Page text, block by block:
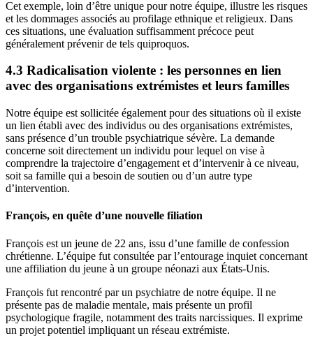
Cet exemple, loin d’être unique pour notre équipe, illustre les risques
et les dommages associés au profilage ethnique et religieux. Dans
ces situations, une évaluation suffisamment précoce peut
généralement prévenir de tels quiproquos.
4.3 Radicalisation violente : les personnes en lien
avec des organisations extrémistes et leurs familles
Notre équipe est sollicitée également pour des situations où il existe
un lien établi avec des individus ou des organisations extrémistes,
sans présence d’un trouble psychiatrique sévère. La demande
concerne soit directement un individu pour lequel on vise à
comprendre la trajectoire d’engagement et d’intervenir à ce niveau,
soit sa famille qui a besoin de soutien ou d’un autre type
d’intervention.
François, en quête d’une nouvelle filiation
François est un jeune de 22 ans, issu d’une famille de confession
chrétienne. L’équipe fut consultée par l’entourage inquiet concernant
une affiliation du jeune à un groupe néonazi aux États-Unis.
François fut rencontré par un psychiatre de notre équipe. Il ne
présente pas de maladie mentale, mais présente un profil
psychologique fragile, notamment des traits narcissiques. Il exprime
un projet potentiel impliquant un réseau extrémiste.